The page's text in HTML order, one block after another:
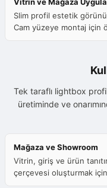
Slim profil estetik
Cam yüzeye montaj için
Tek taraflı lightbox
üretiminde ve
Mağaza ve Showroom
Vitrin, giriş ve ürün
çerçevesi oluşturmak için